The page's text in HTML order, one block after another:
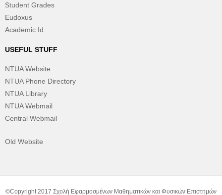
Student Grades
Eudoxus
Academic Id
USEFUL STUFF
NTUA Website
NTUA Phone Directory
NTUA Library
NTUA Webmail
Central Webmail
Old Website
©Copyright 2017 Σχολή Εφαρμοσμένων Μαθηματικών και Φυσικών Επιστημών